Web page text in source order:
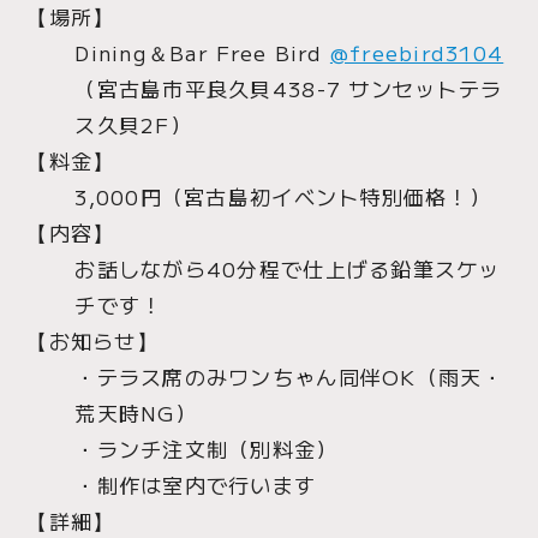
【場所】
Dining＆Bar Free Bird @freebird3104
（宮古島市平良久貝438-7 サンセットテラ
ス久貝2F）
【料金】
3,000円（宮古島初イベント特別価格！）
【内容】
お話しながら40分程で仕上げる鉛筆スケッ
チです！
【お知らせ】
・テラス席のみワンちゃん同伴OK（雨天・
荒天時NG）
・ランチ注文制（別料金）
・制作は室内で行います
【詳細】